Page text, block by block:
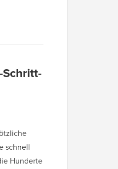
schnell
Hunderte